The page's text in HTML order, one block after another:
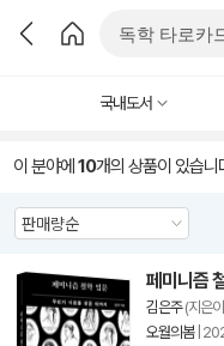
국내도서
이 분야에 10개의 상품이 있습니
페미니즘
김은주(지은
오월의봄|